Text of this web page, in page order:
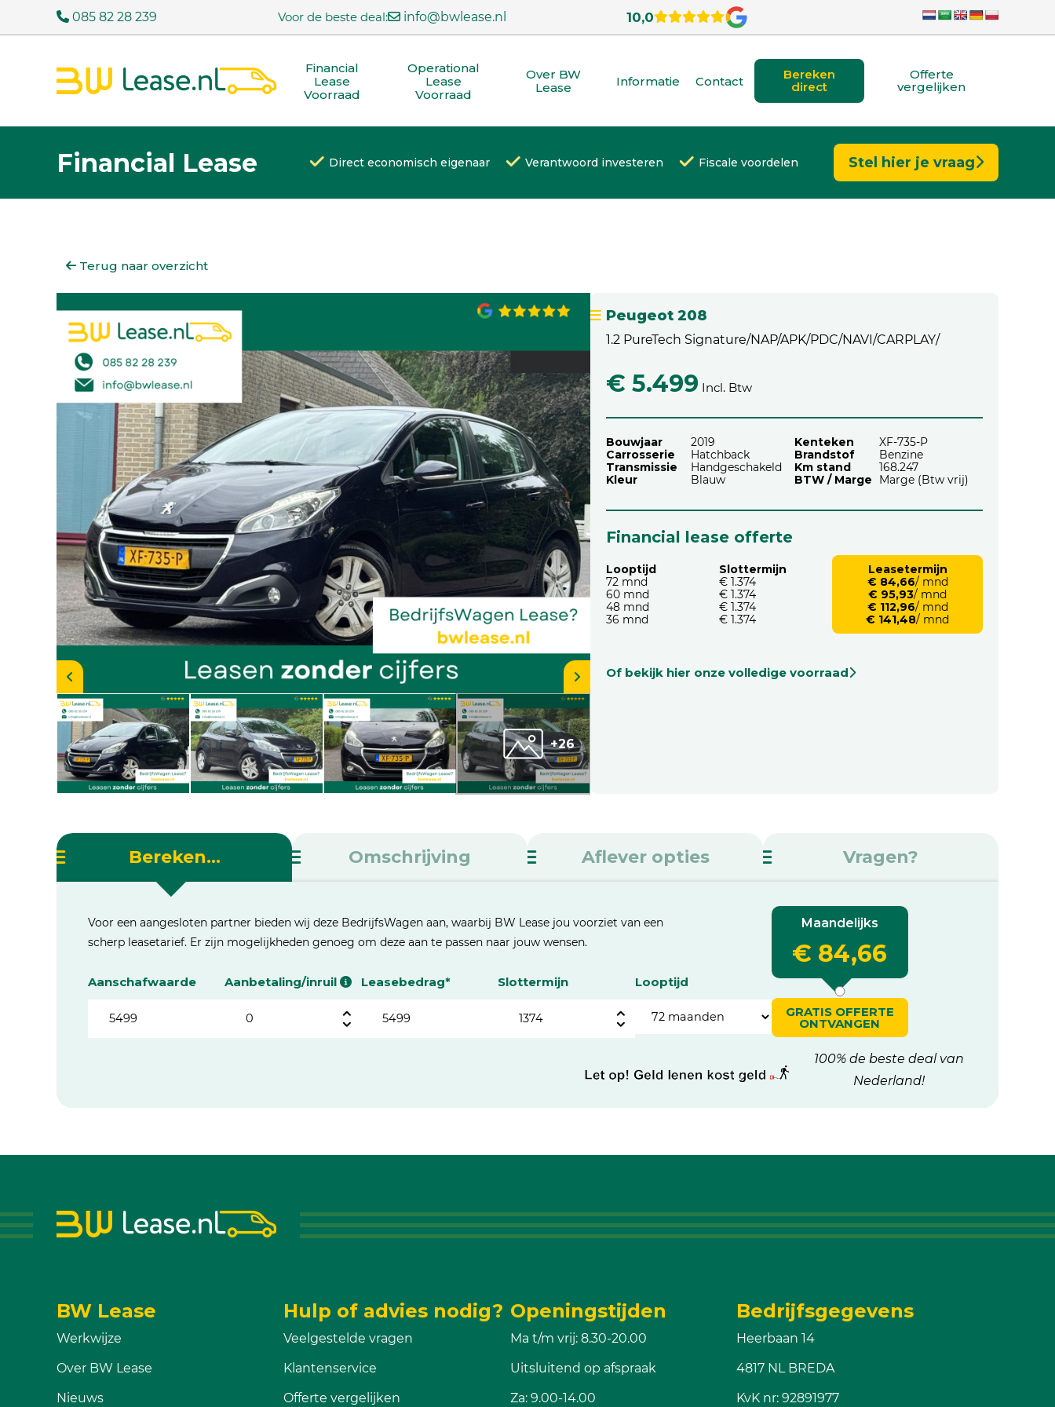
085 82 28 239 Voor de beste deal: info@bwlease.nl 10,0
Financial
Lease
Voorraad
Operational
Lease
Voorraad
Over BW
Lease
Informatie Contact
Bereken
direct
Offerte
vergelijken
Financial Lease Direct economisch eigenaar Verantwoord investeren Fiscale voordelen Stel hier je vraag
Terug naar overzicht
+26
Peugeot 208
1.2 PureTech Signature/NAP/APK/PDC/NAVI/CARPLAY/
€ 5.499 Incl. Btw
Bouwjaar
2019
Carrosserie
Hatchback
Transmissie
Handgeschakeld
Kleur
Blauw
Kenteken
XF-735-P
Brandstof
Benzine
Km stand
168.247
BTW / Marge
Marge (Btw vrij)
Financial lease offerte
Looptijd
72 mnd
60 mnd
48 mnd
36 mnd
Slottermijn
€ 1.374
€ 1.374
€ 1.374
€ 1.374
Leasetermijn
€ 84,66/ mnd
€ 95,93/ mnd
€ 112,96/ mnd
€ 141,48/ mnd
Of bekijk hier onze volledige voorraad
Bereken... Omschrijving Aflever opties Vragen?
Voor een aangesloten partner bieden wij deze BedrijfsWagen aan, waarbij BW Lease jou voorziet van een
scherp leasetarief. Er zijn mogelijkheden genoeg om deze aan te passen naar jouw wensen.
Aanschafwaarde Aanbetaling/inruil Leasebedrag* Slottermijn Looptijd
Maandelijks
€ 84,66
GRATIS OFFERTE
ONTVANGEN
100% de beste deal van
Nederland!
BW Lease
Werkwijze
Over BW Lease
Nieuws
Hulp of advies nodig?
Veelgestelde vragen
Klantenservice
Offerte vergelijken
Openingstijden
Ma t/m vrij: 8.30-20.00
Uitsluitend op afspraak
Za: 9.00-14.00
Bedrijfsgegevens
Heerbaan 14
4817 NL BREDA
KvK nr: 92891977